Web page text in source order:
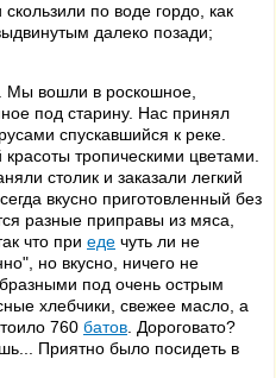
по воде гордо, как
далеко позади;
Мы вошли в роскошное,
под старину. Нас принял
спускавшийся к реке.
тропическими цветами.
столик и заказали легкий
вкусно приготовленный без
разные приправы из мяса,
что при еде чуть ли не
но вкусно, ничего не
под очень острым
хлебчики, свежее масло, а
760 батов . Дороговато?
Приятно было посидеть в